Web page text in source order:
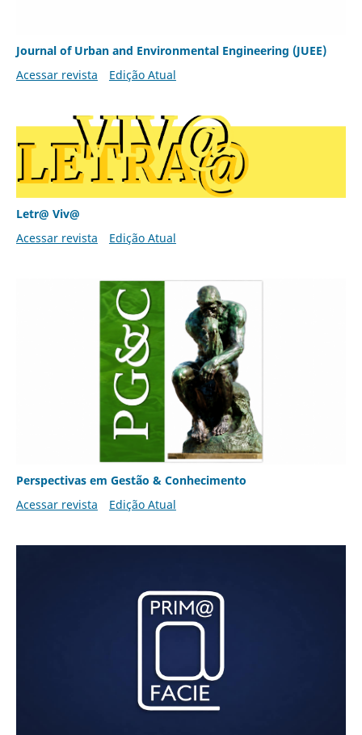
Journal of Urban and Environmental Engineering (JUEE)
Acessar revista
Edição Atual
Letr@ Viv@
Acessar revista
Edição Atual
Perspectivas em Gestão & Conhecimento
Acessar revista
Edição Atual